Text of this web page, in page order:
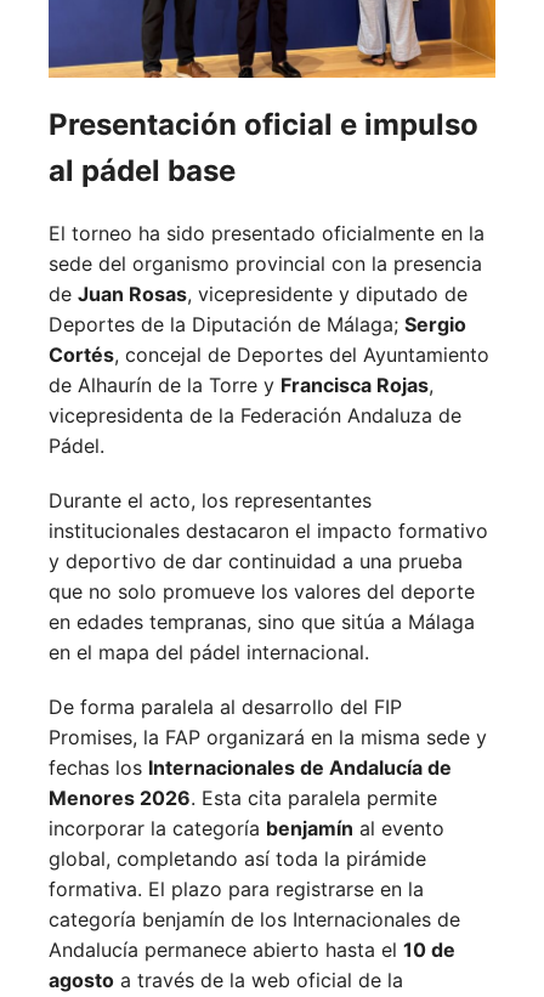
Presentación oficial e impulso
al pádel base
El torneo ha sido presentado oficialmente en la
sede del organismo provincial con la presencia
de Juan Rosas, vicepresidente y diputado de
Deportes de la Diputación de Málaga; Sergio
Cortés, concejal de Deportes del Ayuntamiento
de Alhaurín de la Torre y Francisca Rojas,
vicepresidenta de la Federación Andaluza de
Pádel.
Durante el acto, los representantes
institucionales destacaron el impacto formativo
y deportivo de dar continuidad a una prueba
que no solo promueve los valores del deporte
en edades tempranas, sino que sitúa a Málaga
en el mapa del pádel internacional.
De forma paralela al desarrollo del FIP
Promises, la FAP organizará en la misma sede y
fechas los Internacionales de Andalucía de
Menores 2026. Esta cita paralela permite
incorporar la categoría benjamín al evento
global, completando así toda la pirámide
formativa. El plazo para registrarse en la
categoría benjamín de los Internacionales de
Andalucía permanece abierto hasta el 10 de
agosto a través de la web oficial de la